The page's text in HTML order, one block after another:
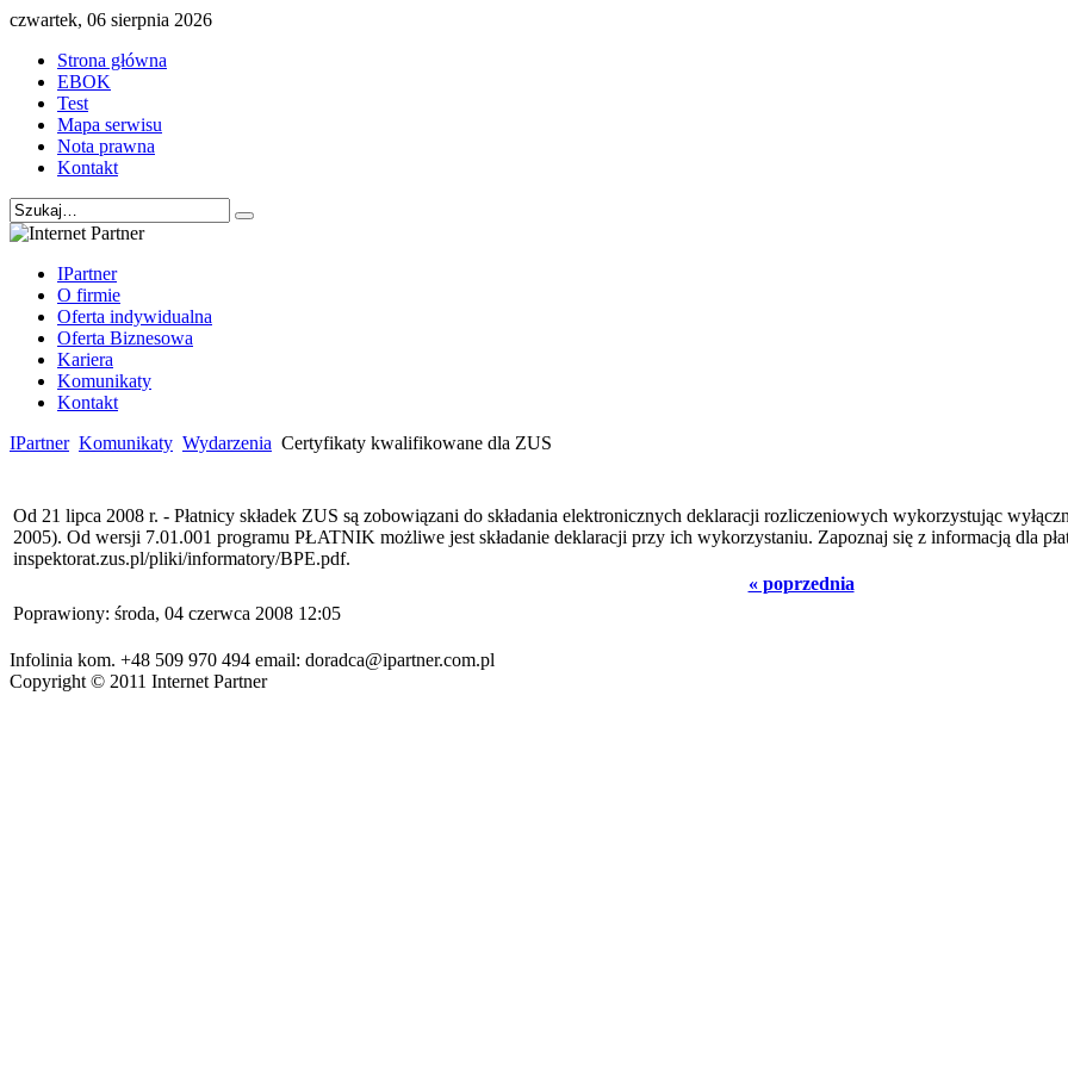
czwartek, 06 sierpnia 2026
Strona główna
EBOK
Test
Mapa serwisu
Nota prawna
Kontakt
IPartner
O firmie
Oferta indywidualna
Oferta Biznesowa
Kariera
Komunikaty
Kontakt
IPartner Komunikaty Wydarzenia Certyfikaty kwalifikowane dla ZUS
Od 21 lipca 2008 r. - Płatnicy składek ZUS są zobowiązani do składania elektronicznych deklaracji rozliczeniowych wykorzystując
2005). Od wersji 7.01.001 programu PŁATNIK możliwe jest składanie deklaracji przy ich wykorzystaniu. Zapoznaj się z informacją dla
inspektorat.zus.pl/pliki/informatory/BPE.pdf.
« poprzednia
Poprawiony: środa, 04 czerwca 2008 12:05
Infolinia kom. +48 509 970 494 email: doradca@ipartner.com.pl
Copyright © 2011 Internet Partner